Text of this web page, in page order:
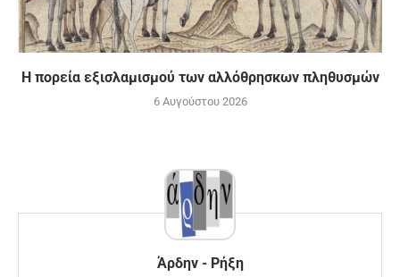
Η πορεία εξισλαμισμού των αλλόθρησκων πληθυσμών
6 Αυγούστου 2026
Άρδην - Ρήξη